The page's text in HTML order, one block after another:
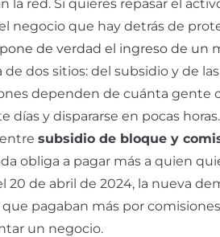
la red. Si quieres repasar el
negocio que hay detrás de
de verdad el ingreso de un
dos sitios: del subsidio y de
dependen de cuánta
días y dispararse en pocas horas.
subsidio de bloque y
obliga a pagar más a quien
20 de abril de 2024, la nueva
pagaban más por
un negocio.